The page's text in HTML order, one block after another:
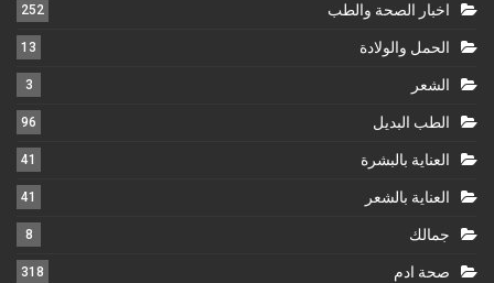
اخبار الصحة والطب 252
الحمل والولادة 13
الشعر 3
الطب البديل 96
العناية بالبشرة 41
العناية بالشعر 41
جمالك 8
صحة ادم 318